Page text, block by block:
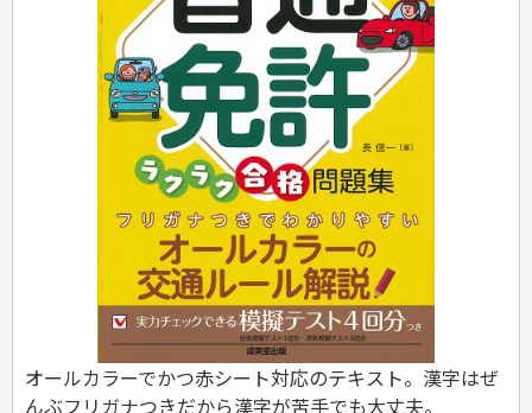
介護・社会福祉士
保育士
司法書士・社労士
行政書士・宅建
衛生管理・運行管理
建築・土木
電気・危険物
調理師
スキル・キャリアアップ
危険物取扱者
消防設備士
登録販売者
その他資格試験
その他ビジネス
散歩・グルメ
歴史
成美文庫
その他文庫
ダイアリー
プラチナダイアリー プレステージ
オールカラーでかつ赤シート対応のテキスト。漢字はぜ
んぶフリガナつきだから漢字が苦手でも大丈夫。